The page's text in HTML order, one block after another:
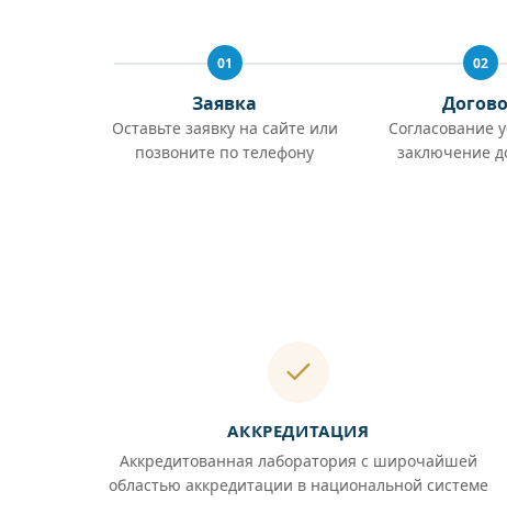
01
Заявка
Оставьте заявку на сайте или
позвоните по телефону
02
Согласование
заключение
АККРЕДИТАЦИЯ
Аккредитованная лаборатория с широчайшей
областью аккредитации в национальной системе